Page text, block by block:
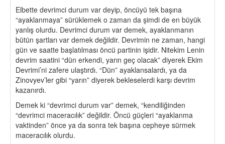
Elbette devrimci durum var deyip, öncüyü tek başına
“ayaklanmaya” sürüklemek o zaman da şimdi de en büyük
yanlış olurdu. Devrimci durum var demek, ayaklanmanın
bütün şartları var demek değildir. Devrimin ne zaman, hangi
gün ve saatte başlatılması öncü partinin işidir. Nitekim Lenin
devrim saatini “dün erkendi, yarın geç olacak” diyerek Ekim
Devrimi’ni zafere ulaştırdı. “Dün” ayaklansalardı, ya da
Zinovyev’ler gibi “yarın” diyerek bekleselerdi karşı devrim
kazanırdı.
Demek ki “devrimci durum var” demek, “kendiliğinden
“devrimci maceracılık” değildir. Öncü güçleri “ayaklanma
vaktinden” önce ya da sonra tek başına cepheye sürmek
maceracılık olurdu.